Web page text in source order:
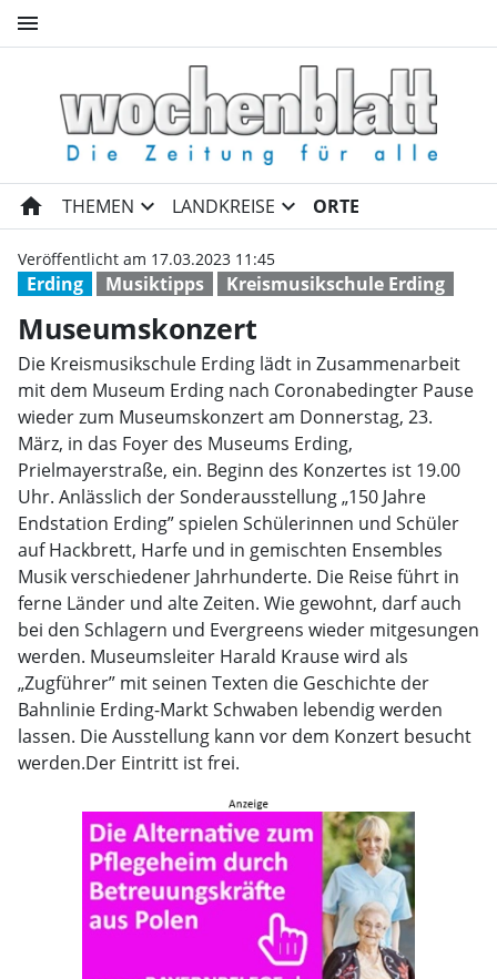
menu
Museumskonzert |
home THEMEN expand_more LANDKREISE expand_more ORTE
Erding Musiktipps Kreismusikschule Erding
Veröffentlicht am 17.03.2023 11:45
Museumskonzert
Die Kreismusikschule Erding lädt in Zusammenarbeit
mit dem Museum Erding nach Coronabedingter Pause
wieder zum Museumskonzert am Donnerstag, 23.
März, in das Foyer des Museums Erding,
Prielmayerstraße, ein. Beginn des Konzertes ist 19.00
Uhr. Anlässlich der Sonderausstellung „150 Jahre
Endstation Erding” spielen Schülerinnen und Schüler
auf Hackbrett, Harfe und in gemischten Ensembles
Musik verschiedener Jahrhunderte. Die Reise führt in
ferne Länder und alte Zeiten. Wie gewohnt, darf auch
bei den Schlagern und Evergreens wieder mitgesungen
werden. Museumsleiter Harald Krause wird als
„Zugführer” mit seinen Texten die Geschichte der
Bahnlinie Erding-Markt Schwaben lebendig werden
lassen. Die Ausstellung kann vor dem Konzert besucht
werden.Der Eintritt ist frei.